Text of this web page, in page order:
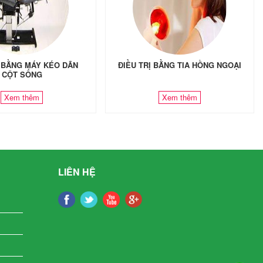
MÁY KÉO DÃN
CỘT SỐNG
Xem thêm
ĐIỀU TRỊ BẰNG TIA HỒNG NGOẠI
Xem thêm
LIÊN HỆ